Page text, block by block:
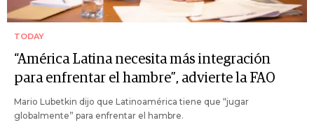
TODAY
“América Latina necesita más integración
para enfrentar el hambre”, advierte la FAO
Mario Lubetkin dijo que Latinoamérica tiene que “jugar
globalmente” para enfrentar el hambre.